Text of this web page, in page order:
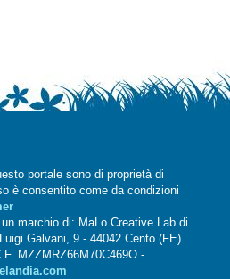
portale sono di proprietà di
è consentito come da condizioni
marchio di: MaLo Creative Lab di
Galvani, 9 - 44042 Cento (FE)
MZZMRZ66M70C469O -